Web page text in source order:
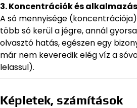
3. Koncentrációk és
A só mennyisége
több só kerül a jégre, annál
olvasztó hatás, egészen egy
már nem keveredik elég víz a
lelassul).
Képletek, számítások